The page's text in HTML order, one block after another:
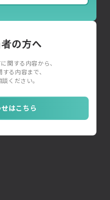
の方へ
関する内容から、
る内容まで、
ください。
はこちら